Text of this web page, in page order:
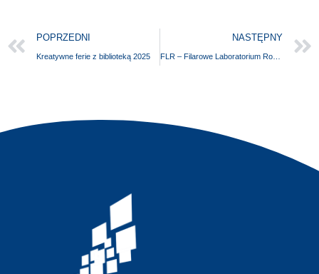
POPRZEDNI
Kreatywne ferie z biblioteką 2025
NASTĘPNY
FLR – Filarowe Laboratorium Rodzinne – Warsztaty kreatywne (5+) z okazji Dnia Babci i Dziadka